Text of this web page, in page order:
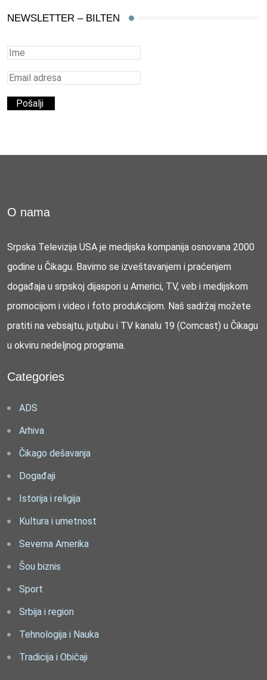
NEWSLETTER – BILTEN
O nama
Srpska Televizija USA je medijska kompanija osnovana 2000
godine u Čikagu. Bavimo se izveštavanjem i praćenjem
događaja u srpskoj dijaspori u Americi, TV, veb i medijskom
promocijom i video i foto produkcijom. Naš sadržaj možete
pratiti na vebsajtu, jutjubu i TV kanalu 19 (Comcast) u Čikagu
u okviru nedeljnog programa.
Categories
ADS
Arhiva
Čikago dešavanja
Događaji
Istorija i religija
Kultura i umetnost
Severna Amerika
Šou biznis
Sport
Srbija i region
Tehnologija i Nauka
Tradicija i Običaji